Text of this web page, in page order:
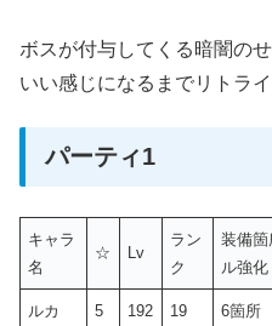
ボスが付与してくる暗闇の
いい感じになるまでリトラ
パーティ1
キャラ
名
☆ Lv
ラン
ク
装備
ル強化
ルカ 5 192 19 6箇所